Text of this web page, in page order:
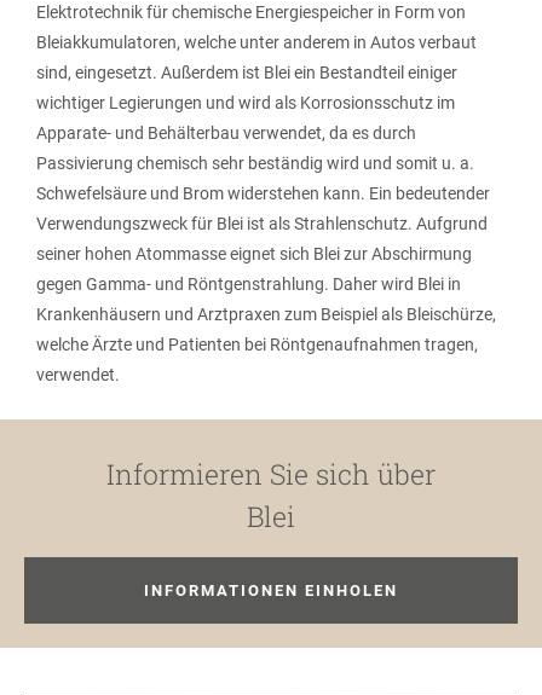
Elektrotechnik für chemische Energiespeicher in Form von
Bleiakkumulatoren, welche unter anderem in Autos verbaut
sind, eingesetzt. Außerdem ist Blei ein Bestandteil einiger
wichtiger Legierungen und wird als Korrosionsschutz im
Apparate- und Behälterbau verwendet, da es durch
Passivierung chemisch sehr beständig wird und somit u. a.
Schwefelsäure und Brom widerstehen kann. Ein bedeutender
Verwendungszweck für Blei ist als Strahlenschutz. Aufgrund
seiner hohen Atommasse eignet sich Blei zur Abschirmung
gegen Gamma- und Röntgenstrahlung. Daher wird Blei in
Krankenhäusern und Arztpraxen zum Beispiel als Bleischürze,
welche Ärzte und Patienten bei Röntgenaufnahmen tragen,
verwendet.
Informieren Sie sich über
Blei
INFORMATIONEN EINHOLEN